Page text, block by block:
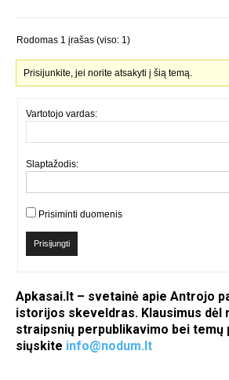
Rodomas 1 įrašas (viso: 1)
Prisijunkite, jei norite atsakyti į šią temą.
Vartotojo vardas:
Slaptažodis:
Prisiminti duomenis
Prisijungti
Apkasai.lt – svetainė apie Antrojo
istorijos skeveldras. Klausimus dėl
straipsnių perpublikavimo bei temų
siųskite info@nodum.lt